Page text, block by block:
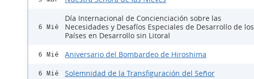
6 Mié
Día Internacional de Concienciación sobre las
Necesidades y Desafíos Especiales de Desarrollo de los
Países en Desarrollo sin Litoral
6 Mié Aniversario del Bombardeo de Hiroshima
6 Mié Solemnidad de la Transfiguración del Señor